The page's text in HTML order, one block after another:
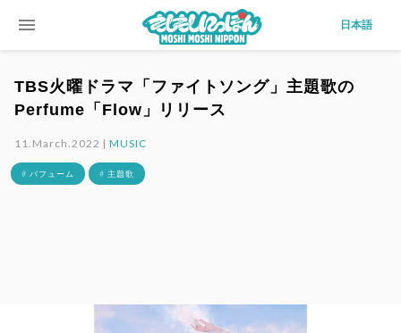
menu 日本語
TBS火曜ドラマ「ファイトソング」主題歌の
Perfume「Flow」リリース
11.March.2022 |MUSIC
# パフューム # 主題歌